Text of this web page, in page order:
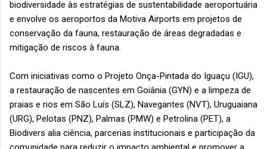
biodiversidade às estratégias de sustentabilidade aeroportuária
e envolve os aeroportos da Motiva Airports em projetos de
conservação da fauna, restauração de áreas degradadas e
mitigação de riscos à fauna.
Com iniciativas como o Projeto Onça-Pintada do Iguaçu (IGU),
a restauração de nascentes em Goiânia (GYN) e a limpeza de
praias e rios em São Luís (SLZ), Navegantes (NVT), Uruguaiana
(URG), Pelotas (PNZ), Palmas (PMW) e Petrolina (PET), a
Biodivers alia ciência, parcerias institucionais e participação da